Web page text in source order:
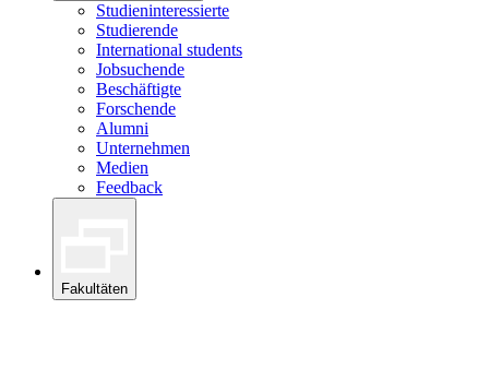
Studieninteressierte
Studierende
International students
Jobsuchende
Beschäftigte
Forschende
Alumni
Unternehmen
Medien
Feedback
Fakultäten